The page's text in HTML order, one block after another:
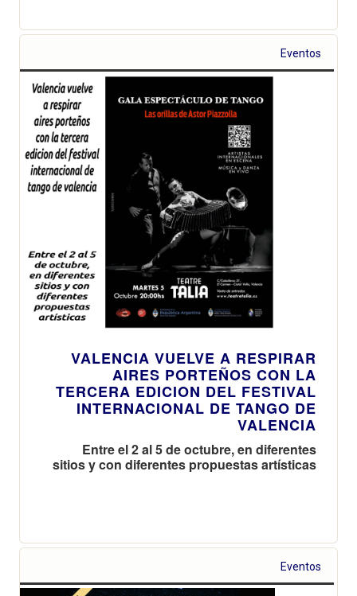
Eventos
VALENCIA VUELVE A RESPIRAR
AIRES PORTEÑOS CON LA
TERCERA EDICION DEL FESTIVAL
INTERNACIONAL DE TANGO DE
VALENCIA
Entre el 2 al 5 de octubre, en diferentes
sitios y con diferentes propuestas artísticas
Eventos